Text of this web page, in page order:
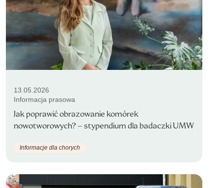
13.05.2026
Informacja prasowa
Jak poprawić obrazowanie komórek
nowotworowych? – stypendium dla badaczki UMW
Informacje dla chorych